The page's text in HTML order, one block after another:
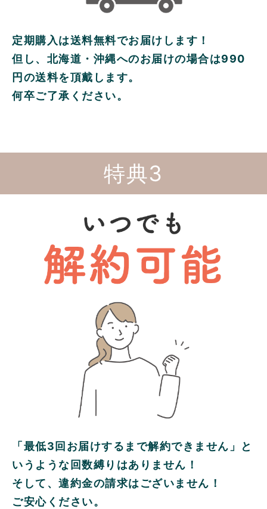
定期購入は送料無料でお届けします！
但し、北海道・沖縄へのお届けの場合は990
円の送料を頂戴します。
何卒ご了承ください。
特典3
「最低3回お届けするまで解約できません」と
いうような回数縛りはありません！
そして、違約金の請求はございません！
ご安心ください。